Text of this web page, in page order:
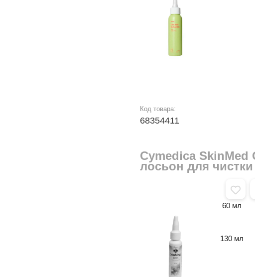
Код товара:
68354411
Cymedica
лосьон для
60 мл
130 мл